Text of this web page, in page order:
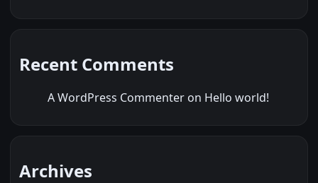
Recent Comments
A WordPress Commenter on Hello world!
Archives